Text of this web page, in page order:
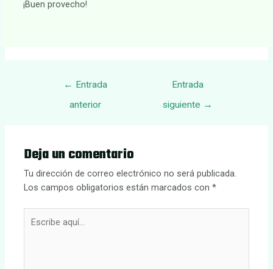
¡Buen provecho!
Navegación
← Entrada
anterior
Entrada
siguiente →
Deja un comentario
Tu dirección de correo electrónico no será publicada.
Los campos obligatorios están marcados con*
aquí...